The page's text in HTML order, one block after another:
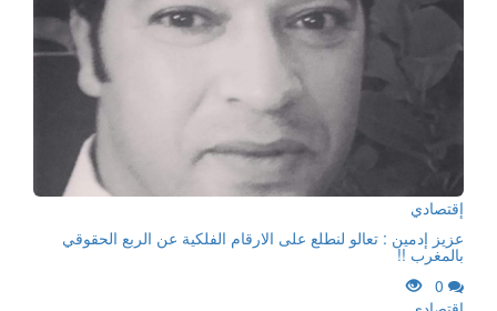
إقتصادي
عزيز إدمين : تعالو لنطلع على الارقام الفلكية عن الربع الحقوقي
بالمغرب !!
0